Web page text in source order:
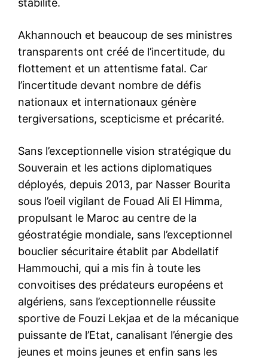
stabilité.
Akhannouch et beaucoup de ses ministres
transparents ont créé de l’incertitude, du
flottement et un attentisme fatal. Car
l’incertitude devant nombre de défis
nationaux et internationaux génère
tergiversations, scepticisme et précarité.
Sans l’exceptionnelle vision stratégique du
Souverain et les actions diplomatiques
déployés, depuis 2013, par Nasser Bourita
sous l’oeil vigilant de Fouad Ali El Himma,
propulsant le Maroc au centre de la
géostratégie mondiale, sans l’exceptionnel
bouclier sécuritaire établit par Abdellatif
Hammouchi, qui a mis fin à toute les
convoitises des prédateurs européens et
algériens, sans l’exceptionnelle réussite
sportive de Fouzi Lekjaa et de la mécanique
puissante de l’Etat, canalisant l’énergie des
jeunes et moins jeunes et enfin sans les